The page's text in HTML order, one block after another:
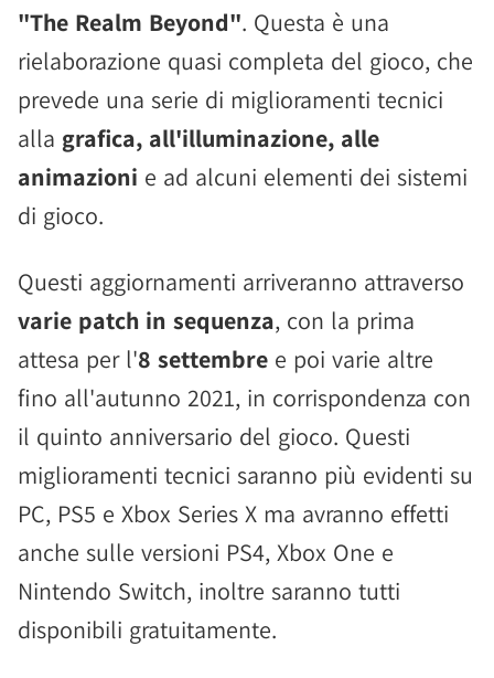
"The Realm Beyond". Questa è una
rielaborazione quasi completa del gioco, che
prevede una serie di miglioramenti tecnici
alla grafica, all'illuminazione, alle
animazioni e ad alcuni elementi dei sistemi
di gioco.
Questi aggiornamenti arriveranno attraverso
varie patch in sequenza, con la prima
attesa per l'8 settembre e poi varie altre
fino all'autunno 2021, in corrispondenza con
il quinto anniversario del gioco. Questi
miglioramenti tecnici saranno più evidenti su
PC, PS5 e Xbox Series X ma avranno effetti
anche sulle versioni PS4, Xbox One e
Nintendo Switch, inoltre saranno tutti
disponibili gratuitamente.